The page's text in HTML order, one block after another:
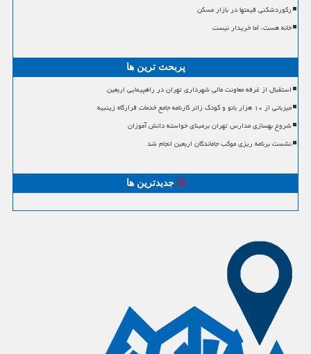
رکوردشکنی قیمتها در بازار مسکن
خانه هست، اما خریدار نیست
پربحث ترین ها
استقبال از غرفه معاونت مالی شهرداری تهران در راهپیمایی اربعین
میزبانی از ۱۰ هزار بانو و کودک زائر کارنامه جامع خدمات قرارگاه زینبیه
شروع بهسازی مدارس تهران برمبنای خواسته دانش آموزان
نشست برنامه ریزی موکب جاماندگان اربعین انجام شد
جدیدترین ها